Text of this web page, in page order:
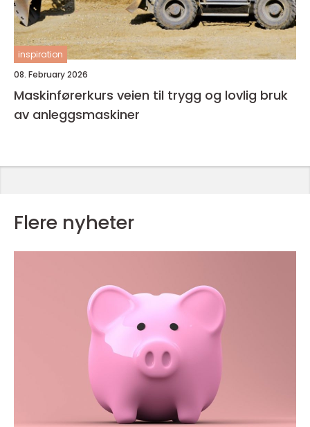
inspiration
08. February 2026
Maskinførerkurs veien til trygg og lovlig bruk
av anleggsmaskiner
Flere nyheter